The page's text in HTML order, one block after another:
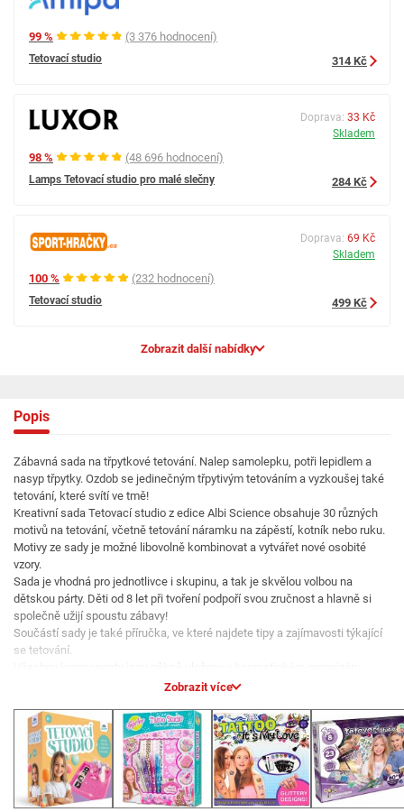
99 % (3 376 hodnocení)
Tetovací studio 314 Kč
98 % (48 696 hodnocení)
Lamps Tetovací studio pro malé slečny
Doprava: 33 Kč
Skladem
284 Kč
100 % (232 hodnocení)
Tetovací studio
Doprava: 69 Kč
Skladem
499 Kč
Zobrazit další nabídky
Popis
Zábavná sada na třpytkové tetování. Nalep samolepku, potři lepidlem a
nasyp třpytky. Ozdob se jedinečným třpytivým tetováním a vyzkoušej také
tetování, které svítí ve tmě!
Kreativní sada Tetovací studio z edice Albi Science obsahuje 30 různých
motivů na tetování, včetně tetování náramku na zápěstí, kotník nebo ruku.
Motivy ze sady je možné libovolně kombinovat a vytvářet nové osobité
vzory.
Sada je vhodná pro jednotlivce i skupinu, a tak je skvělou volbou na
dětskou párty. Děti od 8 let při tvoření podpoří svou zručnost a hlavně si
společně užijí spoustu zábavy!
Součástí sady je také příručka, ve které najdete tipy a zajímavosti týkající
se tetování.
Sada Tetovací studio obsahuje:
červené bio třpytky – 1 lahvičku, modré bio třpytky – 1 lahvičku, růžové bio
třpytky – 1 lahvičku, zlaté bio třpytky – 1 lahvičku, fialové bio třpytky - 1
lahvičku, zelené bio třpytky - 1 lahvičku, lepidlo se štětečkem – 1 lahvičku,
štětec na aplikaci třpytek, lepící šablony na tetování – 30 ks a návod.
Tetování je vyrobeno z netoxických a hypoalergenních materiálů, a tak je
pro pokožku úplně bezpečné. Třpytky jsou šetrné k životnímu prostředí.
Zobrazit více